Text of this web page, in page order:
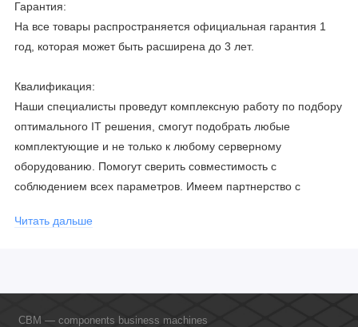
Гарантия:
На все товары распространяется официальная гарантия 1
год, которая может быть расширена до 3 лет.
Квалификация:
Наши специалисты проведут комплексную работу по подбору
оптимального IT решения, смогут подобрать любые
комплектующие и не только к любому серверному
оборудованию. Помогут сверить совместимость с
соблюдением всех параметров. Имеем партнерство с
обучение сотрудников, что позволяет исключить ошибки даже
Читать дальше
CBM — components business machines